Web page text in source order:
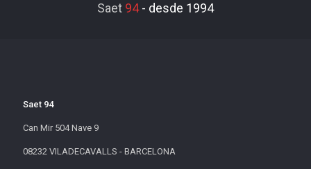
Saet 94- desde 1994
Saet 94
Can Mir 504 Nave 9
08232 VILADECAVALLS - BARCELONA